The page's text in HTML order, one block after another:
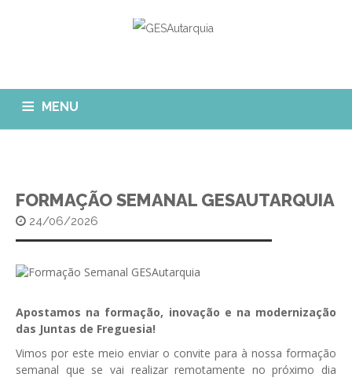
MENU
Quem Somos?
MÓDULOS
GESÁgua
GESCanídeo
GESComunicação
FAQ
Custo da Chamada
Eliminar Conta
FORMAÇÃO SEMANAL GESAUTARQUIA
24/06/2026
Apostamos na formação, inovação e na modernização
das Juntas de Freguesia!
Vimos por este meio enviar o convite para à nossa formação
semanal que se vai realizar remotamente no próximo dia